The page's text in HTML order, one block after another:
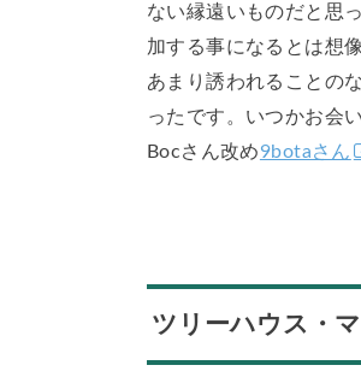
ない縁遠いものだと思
加する事になるとは想
あまり誘われることの
ったです。いつかお会
Bocさん改め9botaさん
ツリーハウス・